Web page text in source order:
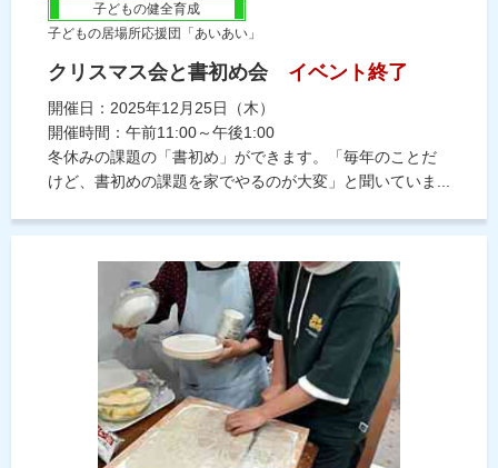
子どもの健全育成
子どもの居場所応援団「あいあい」
クリスマス会と書初め会 イベント終了
開催日：2025年12月25日（木）
開催時間：午前11:00～午後1:00
冬休みの課題の「書初め」ができます。「毎年のことだ
けど、書初めの課題を家でやるのが大変」と聞いていま...